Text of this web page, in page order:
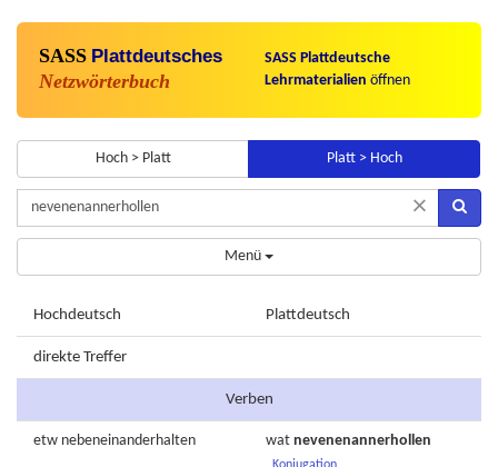
SASS Plattdeutsches
Netzwörterbuch
SASS Plattdeutsche
Lehrmaterialien öffnen
Hoch > Platt Platt > Hoch
×
Menü
Hochdeutsch Plattdeutsch
direkte Treffer
Verben
etw nebeneinanderhalten wat nevenenannerhollen